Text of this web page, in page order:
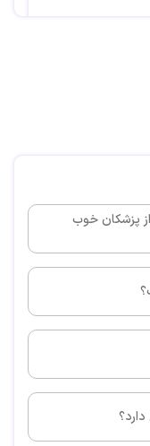
نوبت دکتر جمیل اصفهانی زاده را از پزشکان خوب